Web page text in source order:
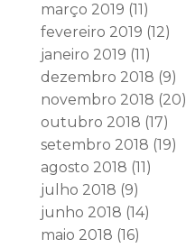
março 2019 (11)
fevereiro 2019 (12)
janeiro 2019 (11)
dezembro 2018 (9)
novembro 2018 (20)
outubro 2018 (17)
setembro 2018 (19)
agosto 2018 (11)
julho 2018 (9)
junho 2018 (14)
maio 2018 (16)